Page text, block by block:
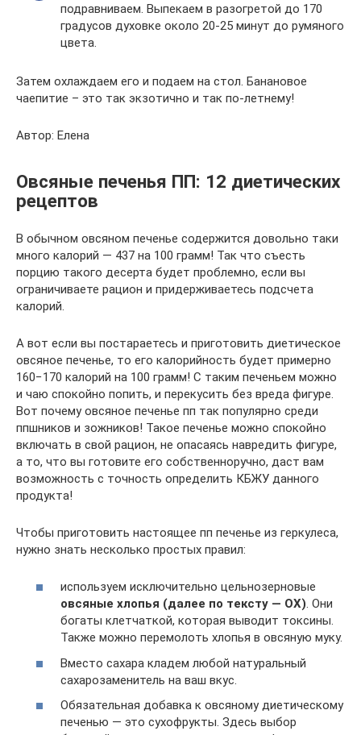
подравниваем. Выпекаем в разогретой до 170
градусов духовке около 20-25 минут до румяного
цвета.
Затем охлаждаем его и подаем на стол. Банановое
чаепитие – это так экзотично и так по-летнему!
Автор: Елена
Овсяные печенья ПП: 12 диетических
рецептов
В обычном овсяном печенье содержится довольно таки
много калорий — 437 на 100 грамм! Так что съесть
порцию такого десерта будет проблемно, если вы
ограничиваете рацион и придерживаетесь подсчета
калорий.
А вот если вы постараетесь и приготовить диетическое
овсяное печенье, то его калорийность будет примерно
160−170 калорий на 100 грамм! С таким печеньем можно
и чаю спокойно попить, и перекусить без вреда фигуре.
Вот почему овсяное печенье пп так популярно среди
ппшников и зожников! Такое печенье можно спокойно
включать в свой рацион, не опасаясь навредить фигуре,
а то, что вы готовите его собственноручно, даст вам
возможность с точность определить КБЖУ данного
продукта!
Чтобы приготовить настоящее пп печенье из геркулеса,
нужно знать несколько простых правил:
используем исключительно цельнозерновые
овсяные хлопья (далее по тексту — ОХ). Они
богаты клетчаткой, которая выводит токсины.
Также можно перемолоть хлопья в овсяную муку.
Вместо сахара кладем любой натуральный
сахарозаменитель на ваш вкус.
Обязательная добавка к овсяному диетическому
печенью — это сухофрукты. Здесь выбор